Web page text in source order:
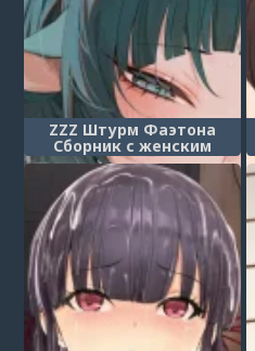
ZZZ Штурм Фаэтона
Сборник с женским
доминированием
(ZenZero Gyaku Ra
Goudou "Phaethon
Assault")